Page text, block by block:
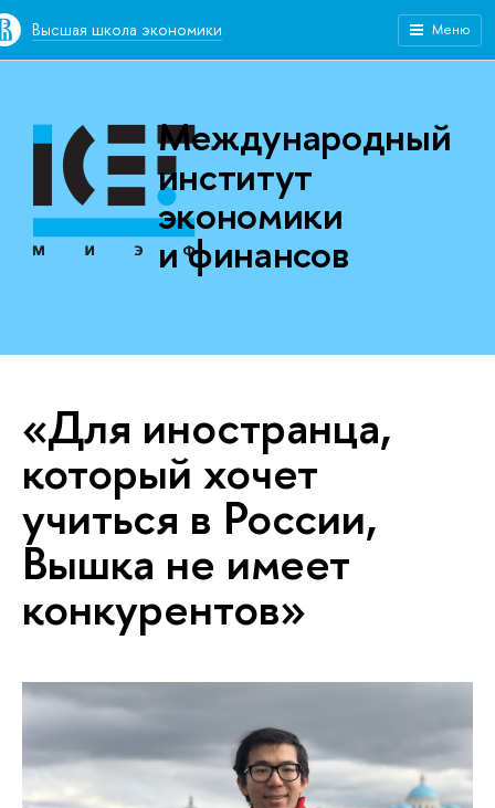
Высшая школа экономики Меню
Международный
институт
экономики
и финансов
«Для иностранца,
который хочет
учиться в России,
Вышка не имеет
конкурентов»